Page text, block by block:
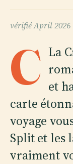
vérifiéApril 2026
C La
et
carte
voyage
Split et les
vraiment